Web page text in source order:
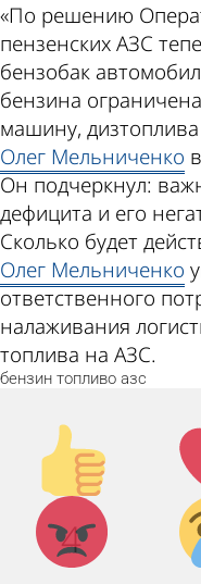
«По решению
пензенских АЗС
бензобак
бензина
машину,
Олег Мельниченко
Он подчеркнул:
дефицита и его
Сколько будет
Олег Мельниченко
ответственного
налаживания
топлива на АЗС.
бензин топливо азс
Палец
вверх!
4
Агрессия!
:(